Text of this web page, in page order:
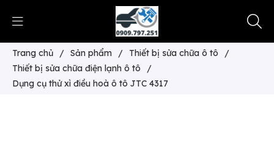
Trang chủ / Sản phẩm / Thiết bị sửa chữa ô tô
/
Thiết bị sửa chữa điện lạnh ô tô
/
Dụng cụ thử xì điều hoà ô tô JTC 4317